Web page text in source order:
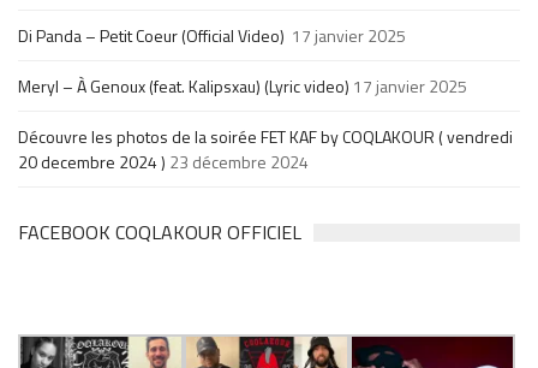
Di Panda – Petit Coeur (Official Video) 17 janvier 2025
Meryl – À Genoux (feat. Kalipsxau) (Lyric video) 17 janvier 2025
Découvre les photos de la soirée FET KAF by COQLAKOUR ( vendredi
20 decembre 2024 ) 23 décembre 2024
FACEBOOK COQLAKOUR OFFICIEL